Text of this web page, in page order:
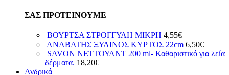
ΣΑΣ ΠΡΟΤΕΙΝΟΥΜΕ
ΒΟΥΡΤΣΑ ΣΤΡΟΓΓΥΛΗ ΜΙΚΡΗ 4,55€
ΑΝΑΒΑΤΗΣ ΞΥΛΙΝΟΣ ΚΥΡΤΟΣ 22cm 6,50€
SAVON ΝΕΤΤΟΥΑΝΤ 200 ml- Καθαριστικό για λεία
δέρματα. 18,20€
Ανδρικά